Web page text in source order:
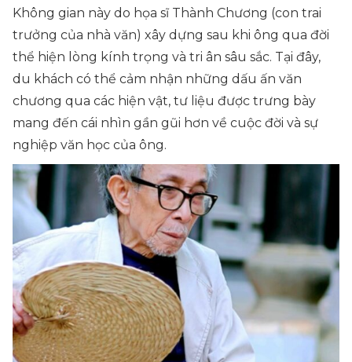
Không gian này do họa sĩ Thành Chương (con trai
trưởng của nhà văn) xây dựng sau khi ông qua đời
thể hiện lòng kính trọng và tri ân sâu sắc. Tại đây,
du khách có thể cảm nhận những dấu ấn văn
chương qua các hiện vật, tư liệu được trưng bày
mang đến cái nhìn gần gũi hơn về cuộc đời và sự
nghiệp văn học của ông.